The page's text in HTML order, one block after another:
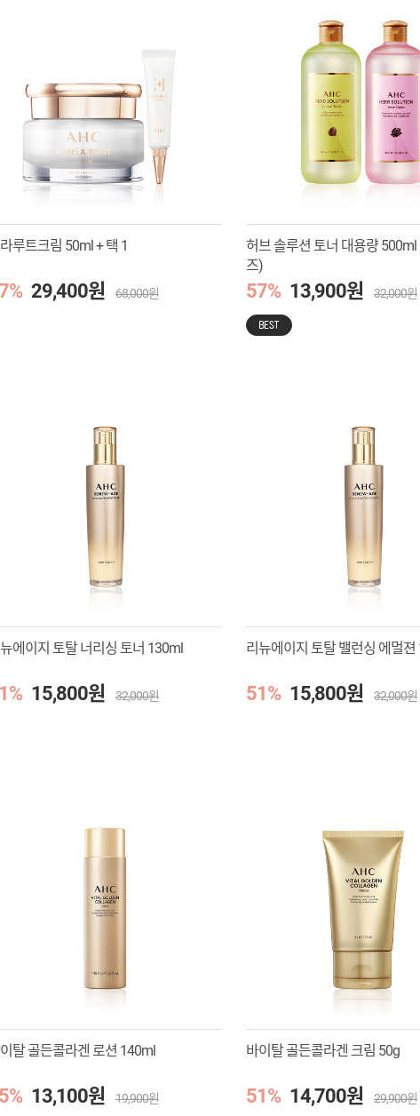
루트크림 50ml + 택 1
29,400원 68,000원
허브 솔루션 토너 대용량
즈)
57% 13,900원 32,000원
BEST
에이지 토탈 너리싱 토너 130ml
15,800원 32,000원
리뉴에이지 토탈 밸런싱 에멀
51% 15,800원 32,000원
탈 골든콜라겐 로션 140ml
13,100원 19,900원
바이탈 골든콜라겐 크림 50g
51% 14,700원 29,900원